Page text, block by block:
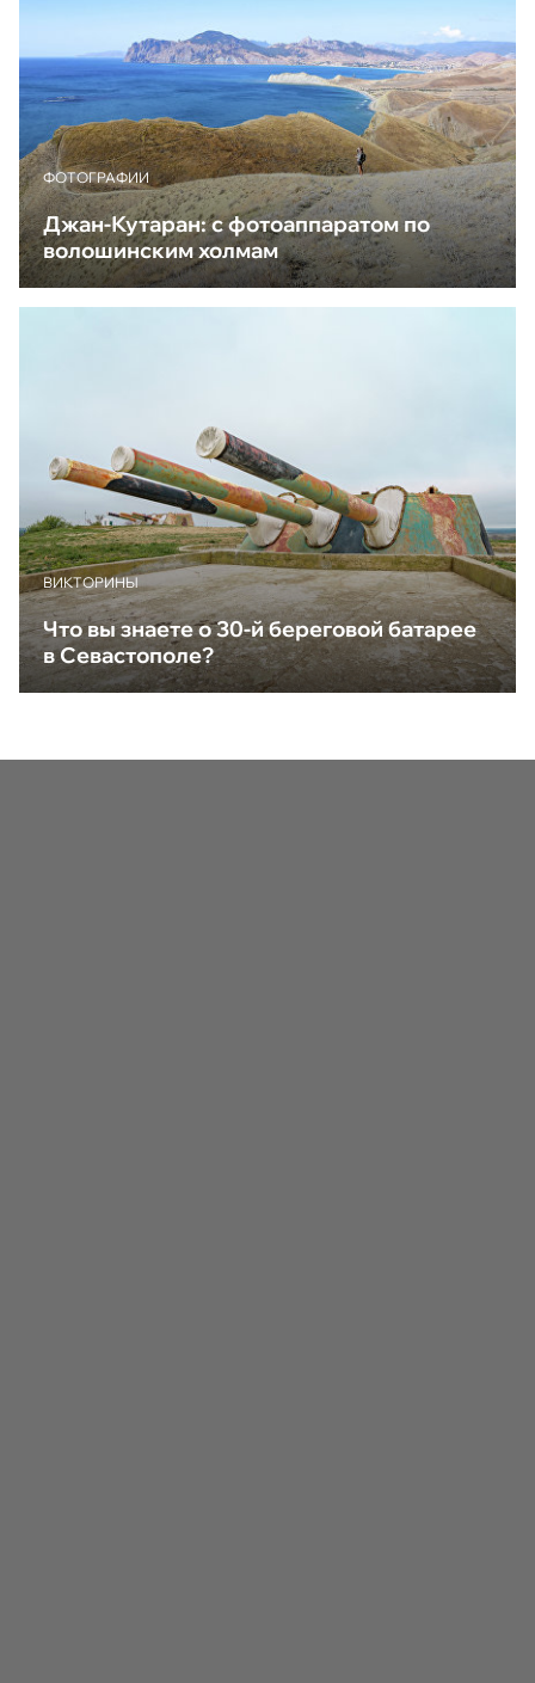
ФОТОГРАФИИ
Джан-Кутаран: с фотоаппаратом по
волошинским холмам
ВИКТОРИНЫ
Что вы знаете о 30-й береговой батарее
в Севастополе?